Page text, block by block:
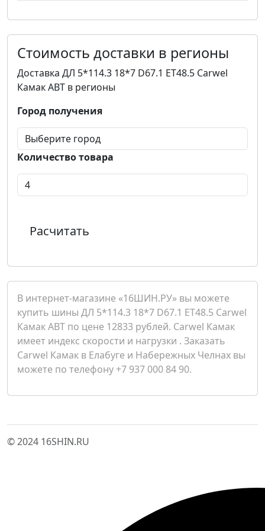
Стоимость доставки в регионы
Доставка ДЛ 5*114.3 18*7 D67.1 ET48.5 Carwel
Камак ABT в регионы
Город получения
Количество товара
Расчитать
В интернет-магазине «16ШИН.РУ» вы можете
купить шины ДЛ 5*114.3 18*7 D67.1 ET48.5 Carwel
Камак ABT по цене 12833 рублей. Carwel Камак
имеет индекс скорости и нагрузки . Заказать
Carwel Камак в Елабуге и Набережных Челнах вы
можете по телефону +7 937 000 84 90.
© 2024 16SHIN.RU